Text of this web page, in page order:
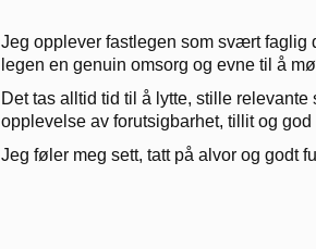
Jeg opplever fastlegen som svært faglig
legen en genuin omsorg og evne til å
Det tas alltid tid til å lytte, stille
opplevelse av forutsigbarhet, tillit og
Jeg føler meg sett, tatt på alvor og godt